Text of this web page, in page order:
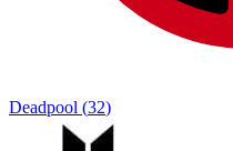
Deadpool (32)